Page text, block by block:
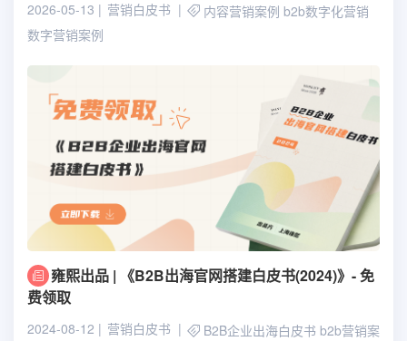
2026-05-13 营销白皮书 内容营销案例 b2b数字化营销
数字营销案例
雍熙出品 | 《B2B出海官网搭建白皮书(2024)》- 免
费领取
2024-08-12 营销白皮书 B2B企业出海白皮书 b2b营销案